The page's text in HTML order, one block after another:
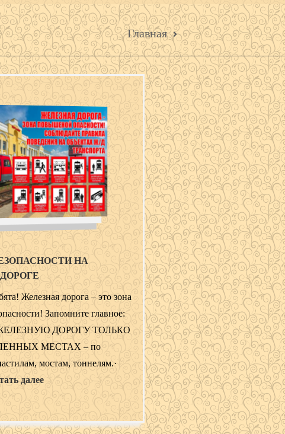
Главная
НА
Железная дорога – это зона
Запомните главное:
ДОРОГУ ТОЛЬКО
МЕСТАХ – по
мостам, тоннелям.·
далее